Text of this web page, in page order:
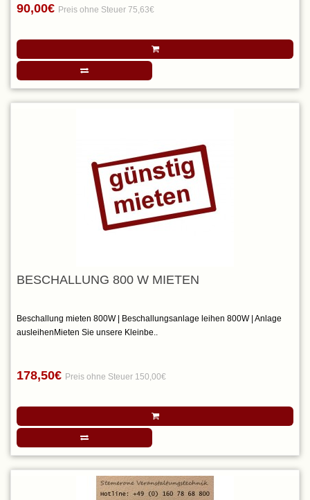
90,00€ Preis ohne Steuer 75,63€
BESCHALLUNG 800 W MIETEN
Beschallung mieten 800W | Beschallungsanlage leihen 800W | Anlage
ausleihenMieten Sie unsere Kleinbe..
178,50€ Preis ohne Steuer 150,00€